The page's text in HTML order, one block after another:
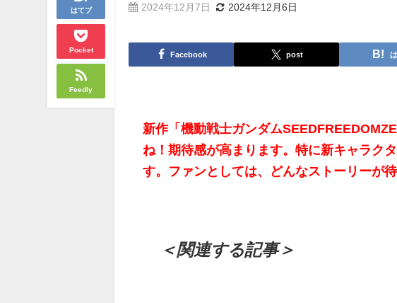
はてブ
Pocket
Feedly
2024年12月7日 2024年12月6日
Facebook post
新作「機動戦士ガンダム
ね！期待感が高まります。特に新キャラク
す。ファンとしては、どんなストーリーが
＜関連する記事＞